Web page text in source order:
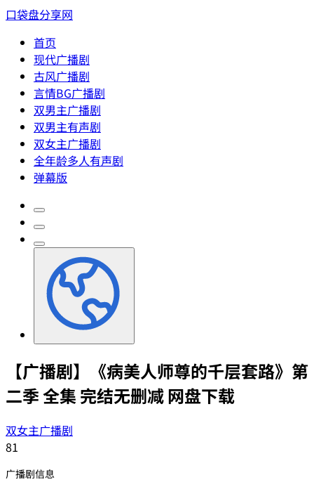
口袋盘分享网
首页
现代广播剧
古风广播剧
言情BG广播剧
双男主广播剧
双男主有声剧
双女主广播剧
全年龄多人有声剧
弹幕版
【广播剧】《病美人师尊的千层套路》第
二季 全集 完结无删减 网盘下载
双女主广播剧
81
广播剧信息